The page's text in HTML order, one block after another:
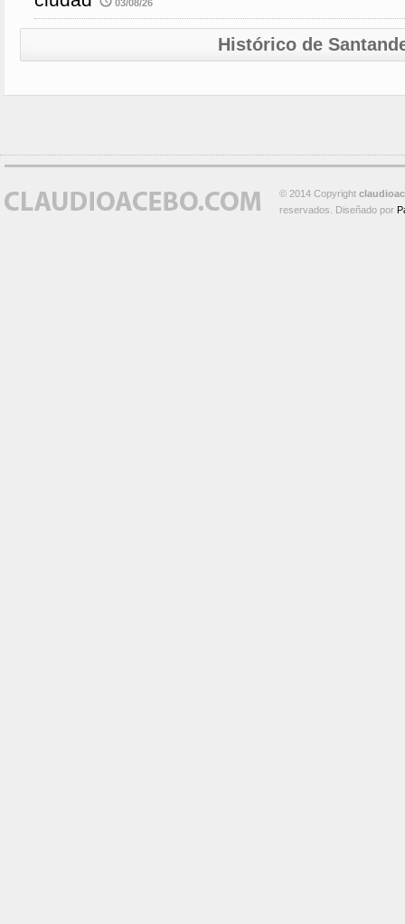
03/08/26
Histórico de
© 2014 Copyright
reservados. Diseñado por